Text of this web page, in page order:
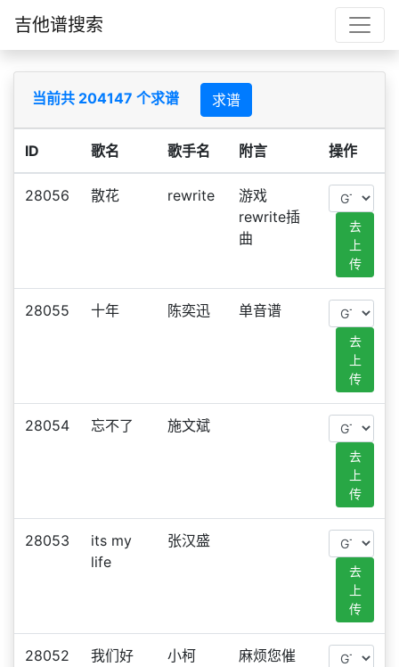
吉他谱搜索
当前共 204147 个求谱 求谱
ID 歌名 歌手名 附言 操作
28056 散花 rewrite
游戏
rewrite插
曲
去
上
传
28055 十年 陈奕迅 单音谱
去
上
传
28054 忘不了 施文斌
去
上
传
28053
its my
life
张汉盛
去
上
传
28052
我们好
小柯
麻烦您催